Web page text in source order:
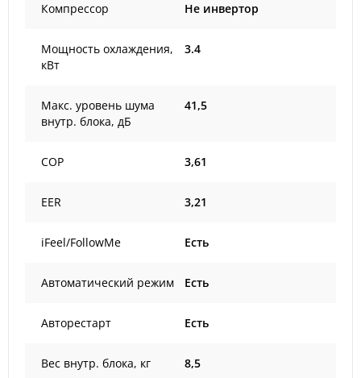
Компрессор Не инвертор
Мощность охлаждения,
кВт
3.4
Макс. уровень шума
внутр. блока, дБ
41,5
COP 3,61
EER 3,21
iFeel/FollowMe Есть
Автоматический режим Есть
Авторестарт Есть
Вес внутр. блока, кг 8,5